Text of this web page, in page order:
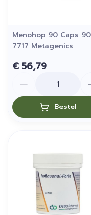
Menohop 90 Caps 90
7717 Metagenics
€ 56,79
Bestel